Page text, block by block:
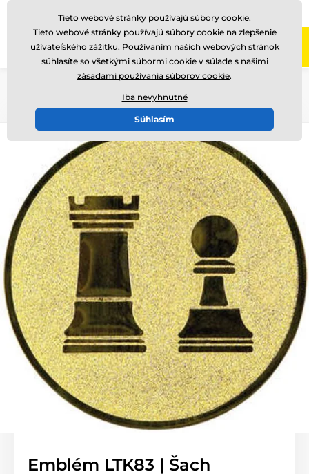
Zavolajte nám (Po-Pi 8-17) +421220255160
Emblém LTK83 | Šach
Tieto webové stránky používajú súbory cookie.
Tieto webové stránky používajú súbory cookie na zlepšenie
užívateľského zážitku. Používaním našich webových stránok
súhlasíte so všetkými súbormi cookie v súlade s našimi
zásadami používania súborov cookie.
Iba nevyhnutné
Súhlasím